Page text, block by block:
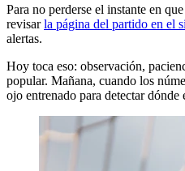
Para no perderse el instante en
revisarla página del partido en el
alertas.
Hoy toca eso: observación,
popular. Mañana, cuando los
ojo entrenado para detectar dónde